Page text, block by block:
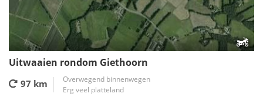
Uitwaaien rondom Giethoorn
97 km
Overwegend binnenwegen
Erg veel platteland